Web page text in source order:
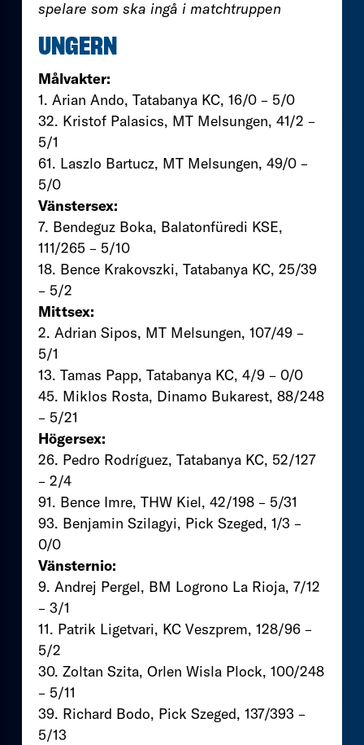
spelare som ska ingå i matchtruppen
UNGERN
Målvakter:
1. Arian Ando, Tatabanya KC, 16/0 – 5/0
32. Kristof Palasics, MT Melsungen, 41/2 –
5/1
61. Laszlo Bartucz, MT Melsungen, 49/0 –
5/0
Vänstersex:
7. Bendeguz Boka, Balatonfüredi KSE,
111/265 – 5/10
18. Bence Krakovszki, Tatabanya KC, 25/39
– 5/2
Mittsex:
2. Adrian Sipos, MT Melsungen, 107/49 –
5/1
13. Tamas Papp, Tatabanya KC, 4/9 – 0/0
45. Miklos Rosta, Dinamo Bukarest, 88/248
– 5/21
Högersex:
26. Pedro Rodríguez, Tatabanya KC, 52/127
– 2/4
91. Bence Imre, THW Kiel, 42/198 – 5/31
93. Benjamin Szilagyi, Pick Szeged, 1/3 –
0/0
Vänsternio:
9. Andrej Pergel, BM Logrono La Rioja, 7/12
– 3/1
11. Patrik Ligetvari, KC Veszprem, 128/96 –
5/2
30. Zoltan Szita, Orlen Wisla Plock, 100/248
– 5/11
39. Richard Bodo, Pick Szeged, 137/393 –
5/13